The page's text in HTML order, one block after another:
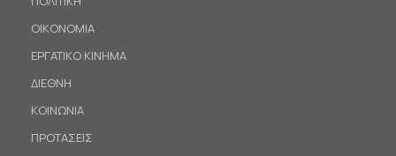
ΟΙΚΟΝΟΜΙΑ
ΕΡΓΑΤΙΚΟ ΚΙΝΗΜΑ
ΔΙΕΘΝΗ
ΚΟΙΝΩΝΙΑ
ΠΡΟΤΑΣΕΙΣ